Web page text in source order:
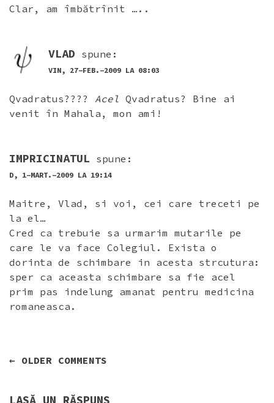
Clar, am îmbătrînit …..
VLAD spune:
VIN, 27-FEB.-2009 LA 08:03
Qvadratus???? Acel Qvadratus? Bine ai
venit în Mahala, mon ami!
IMPRICINATUL spune:
D, 1-MART.-2009 LA 19:14
Maitre, Vlad, si voi, cei care treceti pe
la el…
Cred ca trebuie sa urmarim mutarile pe
care le va face Colegiul. Exista o
dorinta de schimbare in acesta strcutura:
sper ca aceasta schimbare sa fie acel
prim pas indelung amanat pentru medicina
romaneasca.
NAVIGARE
COMENTARII
← OLDER COMMENTS